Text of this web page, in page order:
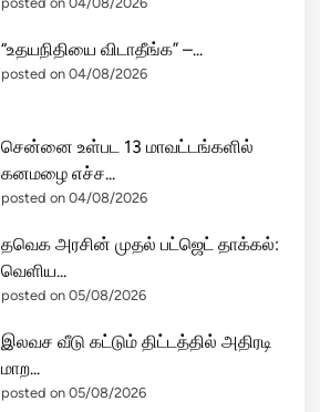
“உதயநிதியை விடாதீங்க” –...
posted on 04/08/2026
சென்னை உள்பட 13 மாவட்டங்களில்
கனமழை எச்ச...
posted on 04/08/2026
தவெக அரசின் முதல் பட்ஜெட் தாக்கல்:
வெளிய...
posted on 05/08/2026
இலவச வீடு கட்டும் திட்டத்தில் அதிரடி
மாற...
posted on 05/08/2026